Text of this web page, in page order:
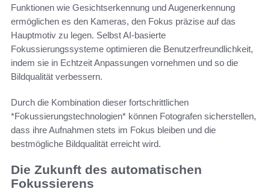
Funktionen wie Gesichtserkennung und Augenerkennung
ermöglichen es den Kameras, den Fokus präzise auf das
Hauptmotiv zu legen. Selbst AI-basierte
Fokussierungssysteme optimieren die Benutzerfreundlichkeit,
indem sie in Echtzeit Anpassungen vornehmen und so die
Bildqualität verbessern.
Durch die Kombination dieser fortschrittlichen
*Fokussierungstechnologien* können Fotografen sicherstellen,
dass ihre Aufnahmen stets im Fokus bleiben und die
bestmögliche Bildqualität erreicht wird.
Die Zukunft des automatischen
Fokussierens